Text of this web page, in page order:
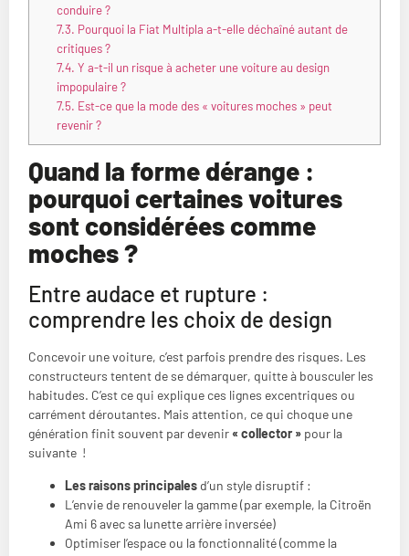
conduire ?
7.3. Pourquoi la Fiat Multipla a-t-elle déchaîné autant de
critiques ?
7.4. Y a-t-il un risque à acheter une voiture au design
impopulaire ?
7.5. Est-ce que la mode des « voitures moches » peut
revenir ?
Quand la forme dérange :
pourquoi certaines voitures
sont considérées comme
moches ?
Entre audace et rupture :
comprendre les choix de design
Concevoir une voiture, c’est parfois prendre des risques. Les
constructeurs tentent de se démarquer, quitte à bousculer les
habitudes. C’est ce qui explique ces lignes excentriques ou
carrément déroutantes. Mais attention, ce qui choque une
génération finit souvent par devenir « collector » pour la
suivante !
Les raisons principales d’un style disruptif :
L’envie de renouveler la gamme (par exemple, la Citroën
Ami 6 avec sa lunette arrière inversée)
Optimiser l’espace ou la fonctionnalité (comme la